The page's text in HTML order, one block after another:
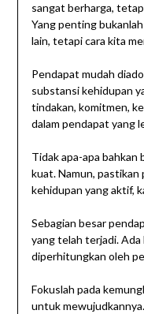
sangat berharga,
Yang penting
lain, tetapi cara kita
Pendapat mudah
substansi kehidupan
tindakan, komitmen,
dalam pendapat yang
Tidak apa-apa bahkan
kuat. Namun,
kehidupan yang aktif,
Sebagian besar
yang telah terjadi.
diperhitungkan oleh
Fokuslah pada
untuk